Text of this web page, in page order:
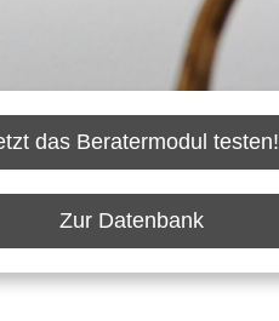
das Beratermodul testen!
Zur Datenbank